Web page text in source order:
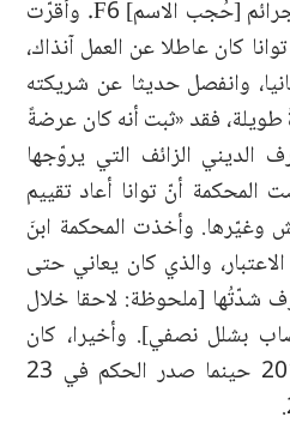
المتهم في كشف ملابسات جرائم [حُجب الاسم] F6. وأقرّت
كان عاطلا عن العمل آنذاك،
وانفصل حديثا عن شريكته
طويلة، فقد «ثبت أنه كان عرضةً
الديني الزائف التي يروّجها
المحكمة أنّ توانا أعاد تقييم
وغيّرها. وأخذت المحكمة ابنَ
والذي كان يعاني حتى
لا تُعرف شدّتُها [ملحوظة: لاحقا خلال
بشلل نصفي]. وأخيرا، كان
توانا محتجزا منذ عام 2018 حينما صدر الحكم في 23